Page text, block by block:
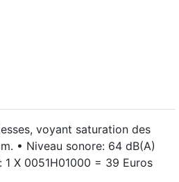
voyant saturation des
• Niveau sonore: 64 dB(A)
X 0051H01000 = 39 Euros